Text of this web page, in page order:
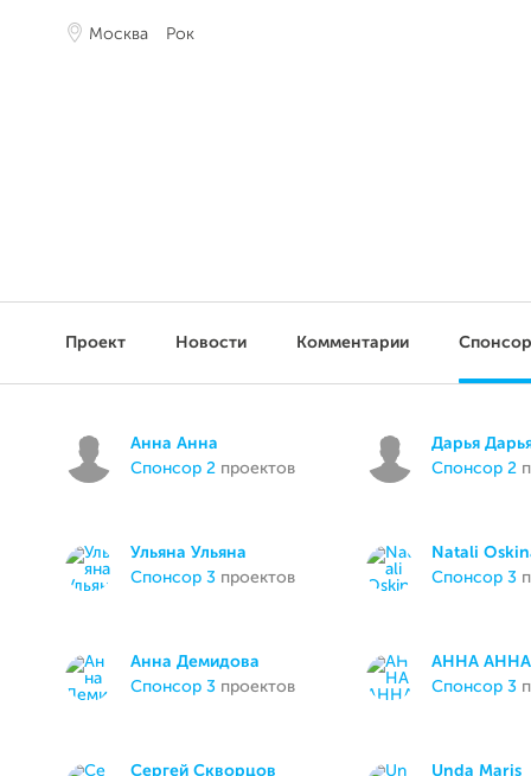
Москва Рок
Проект Новости Комментарии
Анна Анна
спонсор 2 проектов
Дарья
спонсор 2
Ульяна Ульяна
спонсор 3 проектов
Natali
спонсор 3
Анна Демидова
спонсор 3 проектов
АННА АННА
спонсор 3
Сергей Скворцов
Unda Maris